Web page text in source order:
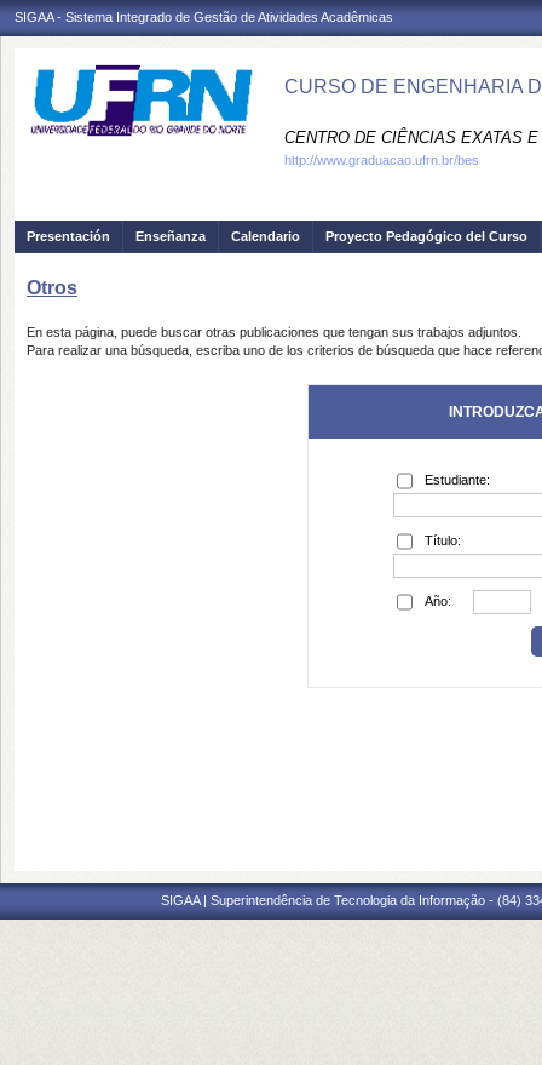
SIGAA - Sistema Integrado de Gestão de Atividades Acadêmicas
CURSO DE ENGENHARIA
CENTRO DE CIÊNCIAS EXATAS
http://www.graduacao.ufrn.br/bes
Presentación Enseñanza Calendario Proyecto Pedagógico del Curso
Otros
En esta página, puede buscar otras publicaciones que tengan sus trabajos adjuntos.
Para realizar una búsqueda, escriba uno de los criterios de búsqueda que hace
Estudiante:
Título:
Año:
SIGAA | Superintendência de Tecnologia da Informação - (84)